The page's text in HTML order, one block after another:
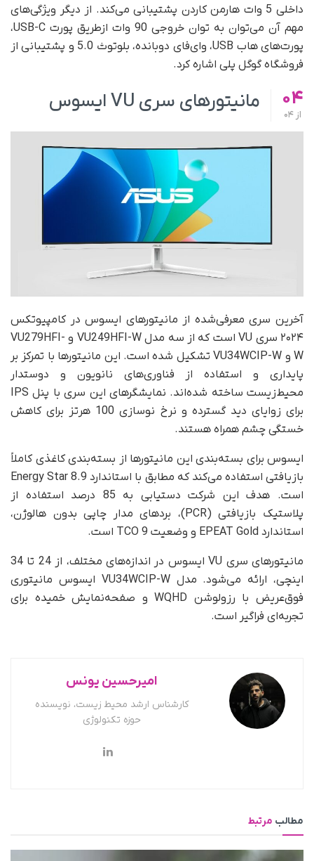
داخلی 5 وات هارمن کاردن پشتیبانی می‌کند. از دیگر ویژگی‌های
مهم آن می‌توان به توان خروجی 90 وات ازطریق پورت USB-C،
پورت‌های هاب USB، وای‌فای دوبانده، بلوتوث 5.0 و پشتیبانی از
فروشگاه گوگل پلی اشاره کرد.
04
از
مانیتورهای سری VU ایسوس
آخرین سری معرفی‌شده از مانیتورهای ایسوس در کامپیوتکس
۲۰۲۴ سری VU است که از سه مدل VU249HFI-W و VU279HFI-
W و VU34WCIP-W تشکیل شده است. این مانیتورها با تمرکز بر
پایداری و استفاده از فناوری‌های نانو‌یون و دوستدار
محیط‌زیست ساخته شده‌اند. نمایشگرهای این سری با پنل IPS
برای زوایای دید گسترده و نرخ نوسازی 100 هرتز برای کاهش
خستگی چشم همراه هستند.
ایسوس برای بسته‌بندی این مانیتورها از بسته‌بندی کاغذی کاملاً
بازیافتی استفاده می‌کند که مطابق با استاندارد Energy Star 8.9
است. هدف این شرکت دستیابی به 85 درصد استفاده از
پلاستیک بازیافتی (PCR)، بردهای مدار چاپی بدون هالوژن،
استاندارد EPEAT Gold و وضعیت TCO 9 است.
مانیتورهای سری VU ایسوس در اندازه‌های مختلف، از 24 تا 34
اینچی، ارائه می‌شود. مدل VU34WCIP-W ایسوس مانیتوری
فوق‌عریض با رزولوشن WQHD و صفحه‌نمایش خمیده برای
تجربه‌ای فراگیر است.
امیرحسین یونس
کارشناس ارشد محیط زیست، نویسنده
حوزه تکنولوژی
مطالب مرتبط